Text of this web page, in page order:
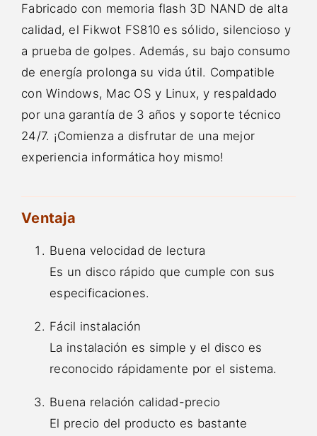
Fabricado con memoria flash 3D NAND de alta
calidad, el Fikwot FS810 es sólido, silencioso y
a prueba de golpes. Además, su bajo consumo
de energía prolonga su vida útil. Compatible
con Windows, Mac OS y Linux, y respaldado
por una garantía de 3 años y soporte técnico
24/7. ¡Comienza a disfrutar de una mejor
experiencia informática hoy mismo!
Ventaja
Buena velocidad de lectura
Es un disco rápido que cumple con sus
especificaciones.
Fácil instalación
La instalación es simple y el disco es
reconocido rápidamente por el sistema.
Buena relación calidad-precio
El precio del producto es bastante